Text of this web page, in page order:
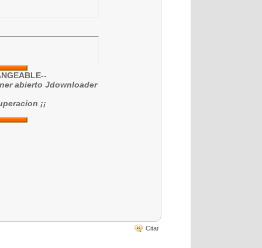
abierto Jdownloader
¡¡
Citar